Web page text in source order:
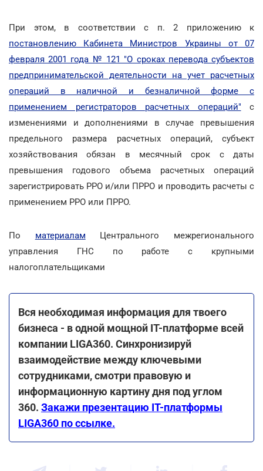
При этом, в соответствии с п. 2 приложению к
постановлению Кабинета Министров Украины от 07
февраля 2001 года № 121 "О сроках перевода субъектов
предпринимательской деятельности на учет расчетных
операций в наличной и безналичной форме с
применением регистраторов расчетных операций" с
изменениями и дополнениями в случае превышения
предельного размера расчетных операций, субъект
хозяйствования обязан в месячный срок с даты
превышения годового объема расчетных операций
зарегистрировать РРО и/или ПРРО и проводить расчеты с
применением РРО или ПРРО.
По материалам Центрального межрегионального
управления ГНС по работе с крупными
налогоплательщиками
Вся необходимая информация для твоего
бизнеса - в одной мощной IT-платформе всей
компании LIGA360. Синхронизируй
взаимодействие между ключевыми
сотрудниками, смотри правовую и
информационную картину дня под углом
360. Закажи презентацию IT-платформы
LIGA360 по ссылке.